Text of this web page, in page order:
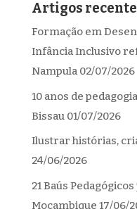
Artigos
Formação em
Infância Inclusivo
Nampula 02/07/2026
10 anos de
Bissau 01/07/2026
Ilustrar histórias,
24/06/2026
21 Baús
Moçambique 17/06/